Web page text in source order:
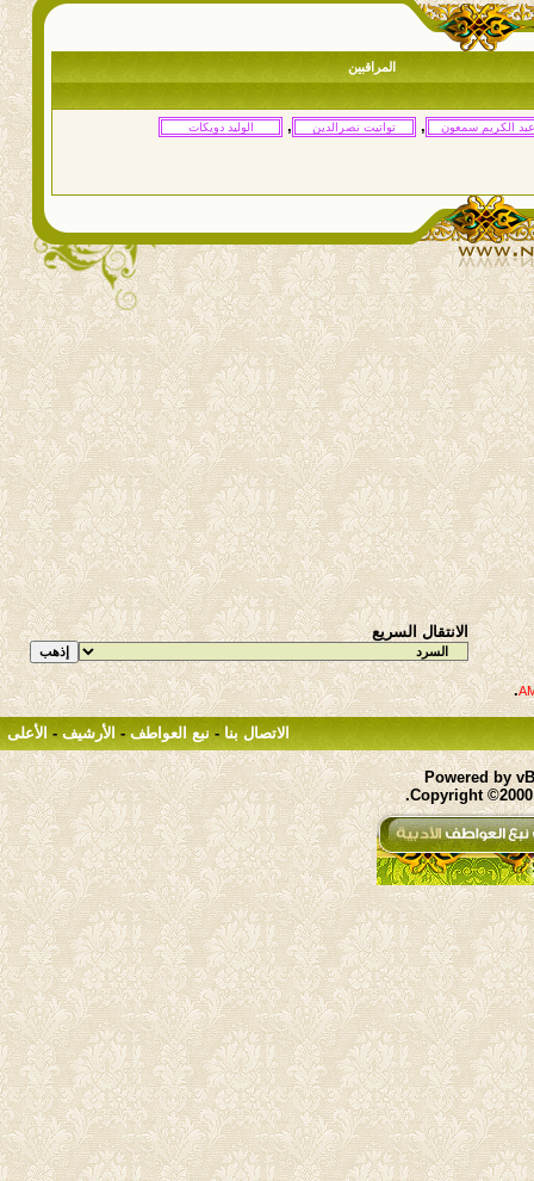
المراقبين
,
,
الانتقال السريع
.
الاتصال بنا - نبع العواطف - الأرشيف - الأعلى
Powered by
Copyright